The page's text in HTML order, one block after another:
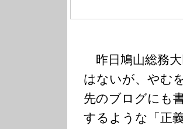
昨日鳩山総務
はないが、やむ
先のブログにも
するような「正